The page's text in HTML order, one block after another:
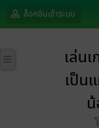
ล็อกอินเข้าระบบ
เล่น
เป็น